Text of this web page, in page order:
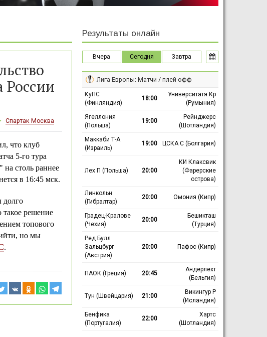
России
Спартак Москва
что клуб
5-го тура
столь раннее
в 16:45 мск.
долго
решение
топового
но мы
.
Результаты онлайн
Вчера Сегодня Завтра
Лига Европы: Матчи / плей-офф
КуПС
(Финляндия)
18:00
Университатя Кр
(Румыния)
Ягеллония
(Польша)
19:00
Рейнджерс
(Шотландия)
Маккаби Т-А
(Израиль)
19:00 ЦСКА С (Болгария)
Лех П (Польша) 20:00
КИ Клаксвик
(Фарерские
острова)
Линкольн
(Гибралтар)
20:00 Омония (Кипр)
Градец-Кралове
(Чехия)
20:00
Бешикташ
(Турция)
Ред Булл
Зальцбург
(Австрия)
20:00 Пафос (Кипр)
ПАОК (Греция) 20:45
Андерлехт
(Бельгия)
Тун (Швейцария) 21:00
Викингур Р
(Исландия)
Бенфика
(Португалия)
22:00
Хартс
(Шотландия)